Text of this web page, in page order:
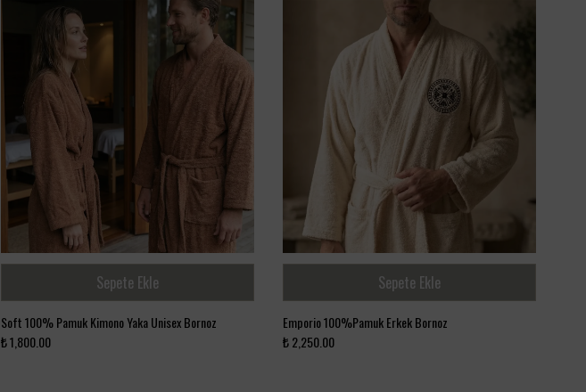
Sepete Ekle
Soft 100% Pamuk Kimono Yaka Unisex Bornoz
₺ 1,800.00
Sepete Ekle
Emporio 100%Pamuk Erkek Bornoz
₺ 2,250.00